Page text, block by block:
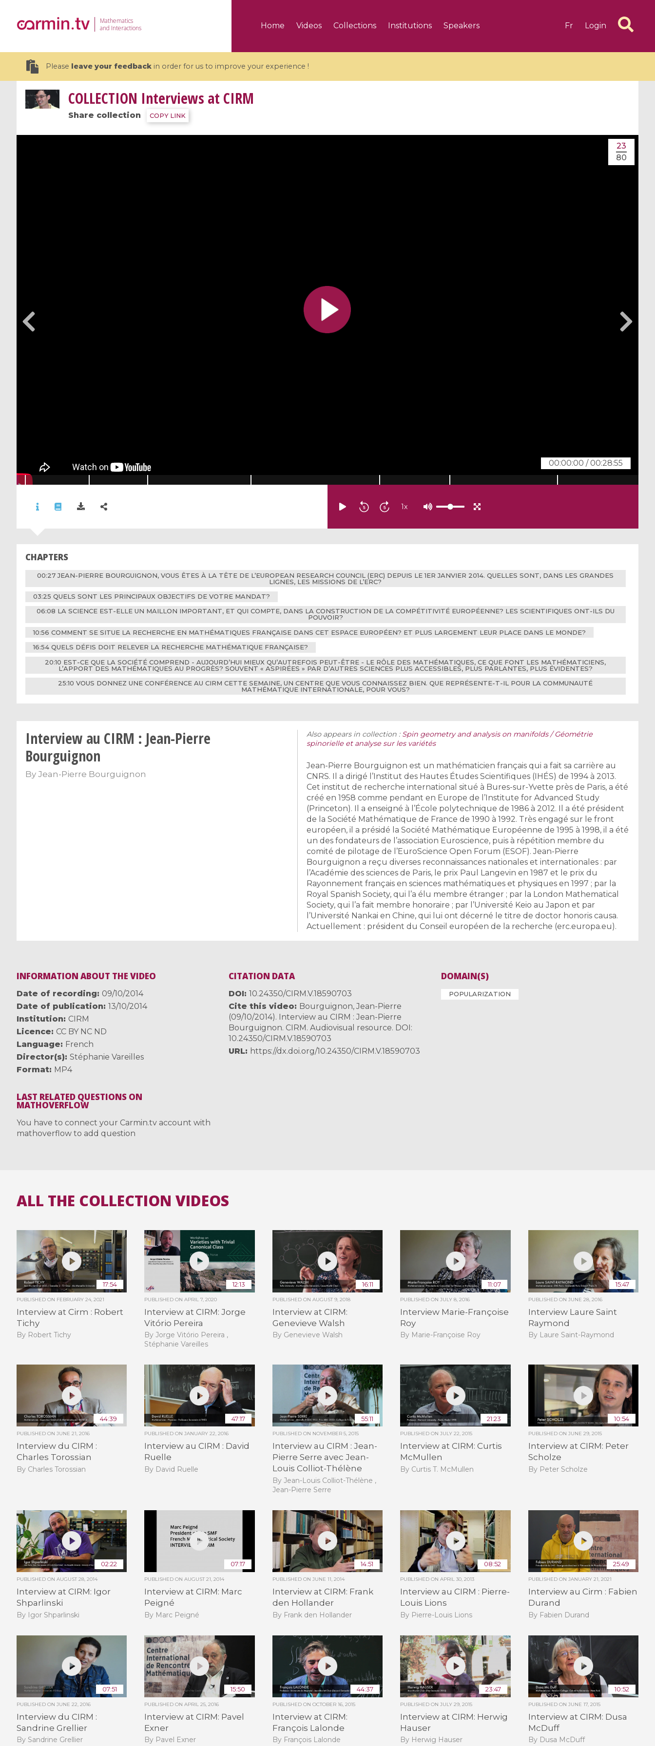
Mathematics
and Interactions
Home Videos Collections Institutions Speakers Fr Login
Please leave your feedbackin order for us to improve your experience !
19 videos 5 videos 6 videos 1 videos
COLLECTION Interviews at CIRM
Share collection COPY LINK
00:00:00 /00:28:55
23
80
1x
CHAPTERS
00:27 JEAN-PIERRE BOURGUIGNON, VOUS ÊTES À LA TÊTE DE L’EUROPEAN RESEARCH COUNCIL (ERC) DEPUIS LE 1ER JANVIER 2014. QUELLES SONT, DANS LES GRANDES
LIGNES, LES MISSIONS DE L’ERC?
03:25 QUELS SONT LES PRINCIPAUX OBJECTIFS DE VOTRE MANDAT?
06:08 LA SCIENCE EST-ELLE UN MAILLON IMPORTANT, ET QUI COMPTE, DANS LA CONSTRUCTION DE LA COMPÉTITIVITÉ EUROPÉENNE? LES SCIENTIFIQUES ONT-ILS DU
POUVOIR?
10:56 COMMENT SE SITUE LA RECHERCHE EN MATHÉMATIQUES FRANÇAISE DANS CET ESPACE EUROPÉEN? ET PLUS LARGEMENT LEUR PLACE DANS LE MONDE?
16:54 QUELS DÉFIS DOIT RELEVER LA RECHERCHE MATHÉMATIQUE FRANÇAISE?
20:10 EST-CE QUE LA SOCIÉTÉ COMPREND - AUJOURD’HUI MIEUX QU’AUTREFOIS PEUT-ÊTRE - LE RÔLE DES MATHÉMATIQUES, CE QUE FONT LES MATHÉMATICIENS,
L’APPORT DES MATHÉMATIQUES AU PROGRÈS? SOUVENT « ASPIRÉES » PAR D’AUTRES SCIENCES PLUS ACCESSIBLES, PLUS PARLANTES, PLUS ÉVIDENTES?
25:10 VOUS DONNEZ UNE CONFÉRENCE AU CIRM CETTE SEMAINE, UN CENTRE QUE VOUS CONNAISSEZ BIEN. QUE REPRÉSENTE-T-IL POUR LA COMMUNAUTÉ
MATHÉMATIQUE INTERNATIONALE, POUR VOUS?
Interview au CIRM : Jean-Pierre
Bourguignon
By Jean-Pierre Bourguignon
Also appears in collection : Spin geometry and analysis on manifolds / Géométrie
spinorielle et analyse sur les variétés
Jean-Pierre Bourguignon est un mathématicien français qui a fait sa carrière au
CNRS. Il a dirigé l’Institut des Hautes Études Scientifiques (IHÉS) de 1994 à 2013.
Cet institut de recherche international situé à Bures-sur-Yvette près de Paris, a été
créé en 1958 comme pendant en Europe de l’Institute for Advanced Study
(Princeton). Il a enseigné à l’École polytechnique de 1986 à 2012. Il a été président
de la Société Mathématique de France de 1990 à 1992. Très engagé sur le front
européen, il a présidé la Société Mathématique Européenne de 1995 à 1998, il a été
un des fondateurs de l’association Euroscience, puis à répétition membre du
comité de pilotage de l’EuroScience Open Forum (ESOF). Jean-Pierre
Bourguignon a reçu diverses reconnaissances nationales et internationales : par
l’Académie des sciences de Paris, le prix Paul Langevin en 1987 et le prix du
Rayonnement français en sciences mathématiques et physiques en 1997 ; par la
Royal Spanish Society, qui l’a élu membre étranger ; par la London Mathematical
Society, qui l’a fait membre honoraire ; par l’Université Keio au Japon et par
l’Université Nankai en Chine, qui lui ont décerné le titre de doctor honoris causa.
Actuellement : président du Conseil européen de la recherche (erc.europa.eu).
INFORMATION ABOUT THE VIDEO
Date of recording
09/10/2014
Date of publication 13/10/2014
Institution
CIRM
Licence
CC BY NC ND
Language
French
Director(s) Stéphanie Vareilles
Format
MP4
CITATION DATA
DOI 10.24350/CIRM.V.18590703
Cite this video
Bourguignon, Jean-Pierre
(09/10/2014). Interview au CIRM : Jean-Pierre
Bourguignon. CIRM. Audiovisual resource. DOI:
10.24350/CIRM.V.18590703
URL
https://dx.doi.org/10.24350/CIRM.V.18590703
DOMAIN(S)
POPULARIZATION
LAST RELATED QUESTIONS ON
MATHOVERFLOW
You have to connect your Carmin.tv account with
mathoverflow to add question
ALL THE COLLECTION VIDEOS
17:54
PUBLISHED ON FEBRUARY 24, 2021
Interview at Cirm : Robert
Tichy
By Robert Tichy
12:13
PUBLISHED ONAPRIL 7, 2020
Interview at CIRM: Jorge
Vitório Pereira
By Jorge Vitório Pereira ,
Stéphanie Vareilles
16:11
PUBLISHED ON AUGUST 9, 2018
Interview at CIRM:
Genevieve Walsh
By Genevieve Walsh
11:07
PUBLISHED ONJULY 8, 2016
Interview Marie-Françoise
Roy
By Marie-Françoise Roy
15:47
PUBLISHED ON JUNE 28, 2016
Interview Laure Saint
Raymond
By Laure Saint-Raymond
44:39
PUBLISHED ON JUNE 21, 2016
Interview du CIRM :
Charles Torossian
By Charles Torossian
47:17
PUBLISHED ONJANUARY 22, 2016
Interview au CIRM : David
Ruelle
By David Ruelle
55:11
PUBLISHED ON NOVEMBER 5, 2015
Interview au CIRM : Jean-
Pierre Serre avec Jean-
Louis Colliot-Thélène
By Jean-Louis Colliot-Thélène ,
Jean-Pierre Serre
21:23
PUBLISHED ONJULY 22, 2015
Interview at CIRM: Curtis
McMullen
By Curtis T. McMullen
10:54
PUBLISHED ON JUNE 29, 2015
Interview at CIRM: Peter
Scholze
By Peter Scholze
02:22
PUBLISHED ON AUGUST 28, 2014
Interview at CIRM: Igor
Shparlinski
By Igor Shparlinski
07:17
PUBLISHED ONAUGUST 21, 2014
Interview at CIRM: Marc
Peigné
By Marc Peigné
14:51
PUBLISHED ON JUNE 11, 2014
Interview at CIRM: Frank
den Hollander
By Frank den Hollander
08:52
PUBLISHED ONAPRIL 30, 2013
Interview au CIRM : Pierre-
Louis Lions
By Pierre-Louis Lions
25:49
PUBLISHED ON JANUARY 21, 2021
Interview au Cirm : Fabien
Durand
By Fabien Durand
07:51
PUBLISHED ON JUNE 22, 2016
Interview du CIRM :
Sandrine Grellier
By Sandrine Grellier
15:50
PUBLISHED ONAPRIL 25, 2016
Interview at CIRM: Pavel
Exner
By Pavel Exner
44:37
PUBLISHED ON OCTOBER 16, 2015
Interview at CIRM:
François Lalonde
By François Lalonde
23:47
PUBLISHED ONJULY 29, 2015
Interview at CIRM: Herwig
Hauser
By Herwig Hauser
10:52
PUBLISHED ON JUNE 17, 2015
Interview at CIRM: Dusa
McDuff
By Dusa McDuff